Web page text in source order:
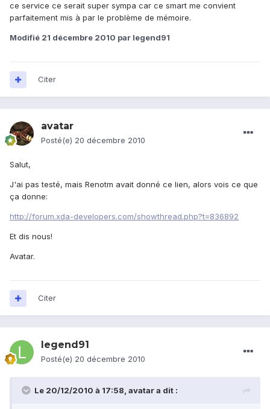
ce service ce serait super sympa car ce smart me convient
parfaitement mis à par le problème de mémoire.
Modifié 21 décembre 2010 par legend91
Citer
avatar
Posté(e) 20 décembre 2010
Salut,
J'ai pas testé, mais Renotm avait donné ce lien, alors vois ce que
ça donne:
http://forum.xda-developers.com/showthread.php?t=836892
Et dis nous!
Avatar.
Citer
legend91
Posté(e) 20 décembre 2010
Le 20/12/2010 à 17:58, avatar a dit :